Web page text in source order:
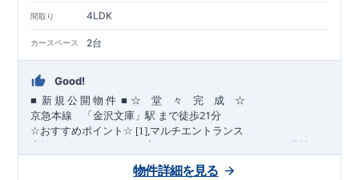
間取り 4LDK
カースペース 2台
Good!
■ 新 規 公 開 物 件 ■ ☆ 堂 々 完 成 ☆
京急本線 「金沢文庫」駅 まで徒歩21分
☆おすすめポイント ☆ [1],マルチエントランス
物件詳細を見る